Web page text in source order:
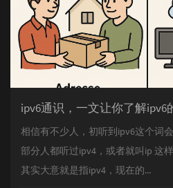
相信有不少人，初听到ipv6这个词
部分人都听过ipv4，或者就叫ip 这
其实大意就是指ipv4，现在的...